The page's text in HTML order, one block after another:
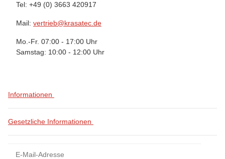
Tel: +49 (0) 3663 420917
Mail: vertrieb@krasatec.de
Mo.-Fr. 07:00 - 17:00 Uhr
Samstag: 10:00 - 12:00 Uhr
Informationen
Gesetzliche Informationen
Newsletter Abonnieren